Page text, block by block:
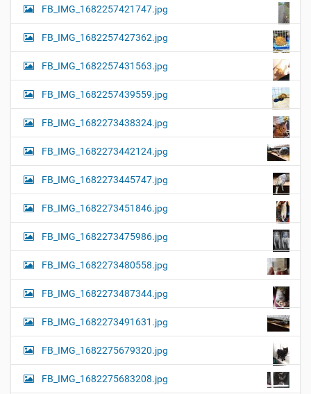
FB_IMG_1682257421747.jpg
FB_IMG_1682257427362.jpg
FB_IMG_1682257431563.jpg
FB_IMG_1682257439559.jpg
FB_IMG_1682273438324.jpg
FB_IMG_1682273442124.jpg
FB_IMG_1682273445747.jpg
FB_IMG_1682273451846.jpg
FB_IMG_1682273475986.jpg
FB_IMG_1682273480558.jpg
FB_IMG_1682273487344.jpg
FB_IMG_1682273491631.jpg
FB_IMG_1682275679320.jpg
FB_IMG_1682275683208.jpg